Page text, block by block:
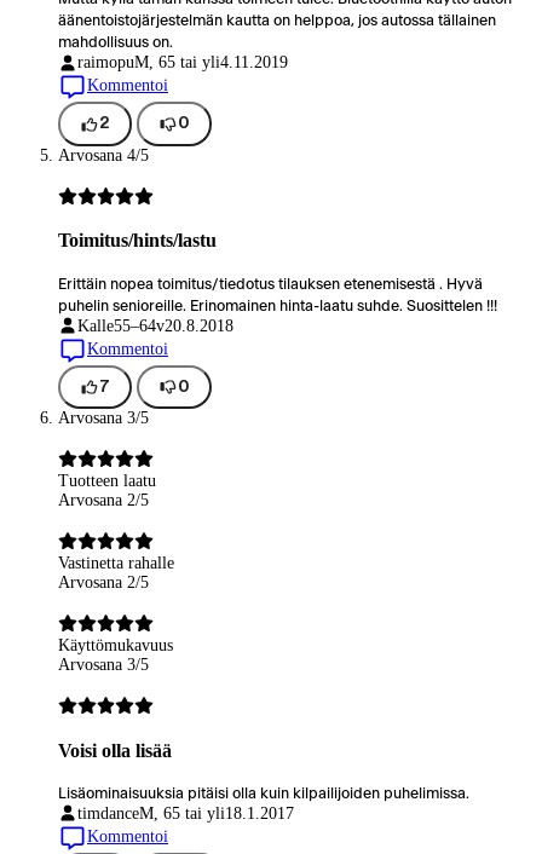
äänentoistojärjestelmän kautta on helppoa, jos autossa tällainen
mahdollisuus on.
raimopuM, 65 tai yli4.11.2019
Kommentoi
2 0
Arvosana 4/5
Toimitus/hints/lastu
Erittäin nopea toimitus/tiedotus tilauksen etenemisestä . Hyvä
puhelin senioreille. Erinomainen hinta-laatu suhde. Suosittelen !!!
Kalle55–64v20.8.2018
Kommentoi
7 0
Arvosana 3/5
Tuotteen laatu
Arvosana 2/5
Vastinetta rahalle
Arvosana 2/5
Käyttömukavuus
Arvosana 3/5
Voisi olla lisää
Lisäominaisuuksia pitäisi olla kuin kilpailijoiden puhelimissa.
timdanceM, 65 tai yli18.1.2017
Kommentoi